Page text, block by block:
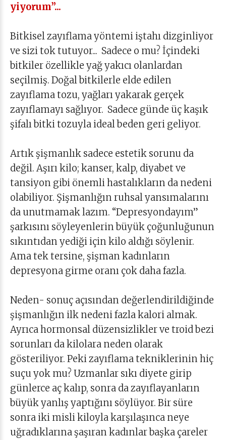
yiyorum”...
Bitkisel zayıflama yöntemi iştahı dizginliyor
ve sizi tok tutuyor... Sadece o mu? İçindeki
bitkiler özellikle yağ yakıcı olanlardan
seçilmiş. Doğal bitkilerle elde edilen
zayıflama tozu, yağları yakarak gerçek
zayıflamayı sağlıyor. Sadece günde üç kaşık
şifalı bitki tozuyla ideal beden geri geliyor.
Artık şişmanlık sadece estetik sorunu da
değil. Aşırı kilo; kanser, kalp, diyabet ve
tansiyon gibi önemli hastalıkların da nedeni
olabiliyor. Şişmanlığın ruhsal yansımalarını
da unutmamak lazım. “Depresyondayım”
şarkısını söyleyenlerin büyük çoğunluğunun
sıkıntıdan yediği için kilo aldığı söylenir.
Ama tek tersine, şişman kadınların
depresyona girme oranı çok daha fazla.
Neden- sonuç açısından değerlendirildiğinde
şişmanlığın ilk nedeni fazla kalori almak.
Ayrıca hormonsal düzensizlikler ve troid bezi
sorunları da kilolara neden olarak
gösteriliyor. Peki zayıflama tekniklerinin hiç
suçu yok mu? Uzmanlar sıkı diyete girip
günlerce aç kalıp, sonra da zayıflayanların
büyük yanlış yaptığını söylüyor. Bir süre
sonra iki misli kiloyla karşılaşınca neye
uğradıklarına şaşıran kadınlar başka çareler